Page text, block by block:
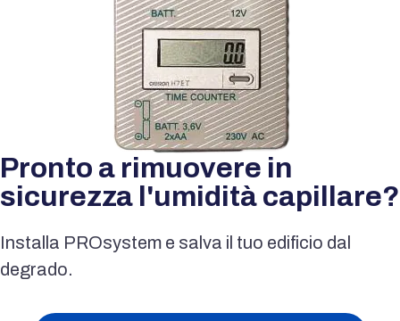
Pronto a rimuovere in
sicurezza l'umidità capillare?
Installa PROsystem e salva il tuo edificio dal
degrado.